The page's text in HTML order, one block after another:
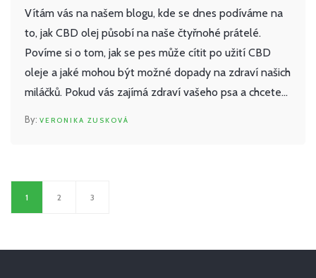
Vítám vás na našem blogu, kde se dnes podíváme na
to, jak CBD olej působí na naše čtyřnohé prátelé.
Povíme si o tom, jak se pes může cítit po užití CBD
oleje a jaké mohou být možné dopady na zdraví našich
miláčků. Pokud vás zajímá zdraví vašeho psa a chcete
VERONIKA ZUSKOVÁ
1 2 3